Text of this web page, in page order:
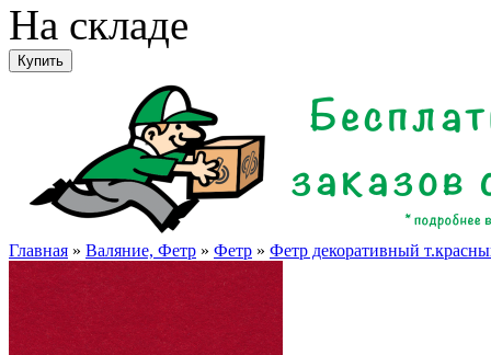
На складе
Главная » Валяние, Фетр » Фетр » Фетр декоративный